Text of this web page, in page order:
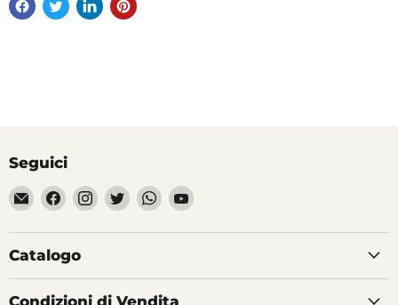
Seguici
Email
Divertilandia.it
Trovaci
su
Facebook
Trovaci
su
Instagram
Trovaci
su
Twitter
Trovaci
su
WhatsApp
Trovaci
YouTube
Catalogo
Condizioni di Vendita